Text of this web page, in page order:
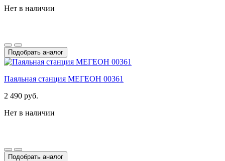
Нет в наличии
Подобрать аналог
Паяльная станция МЕГЕОН 00361
2 490 руб.
Нет в наличии
Подобрать аналог